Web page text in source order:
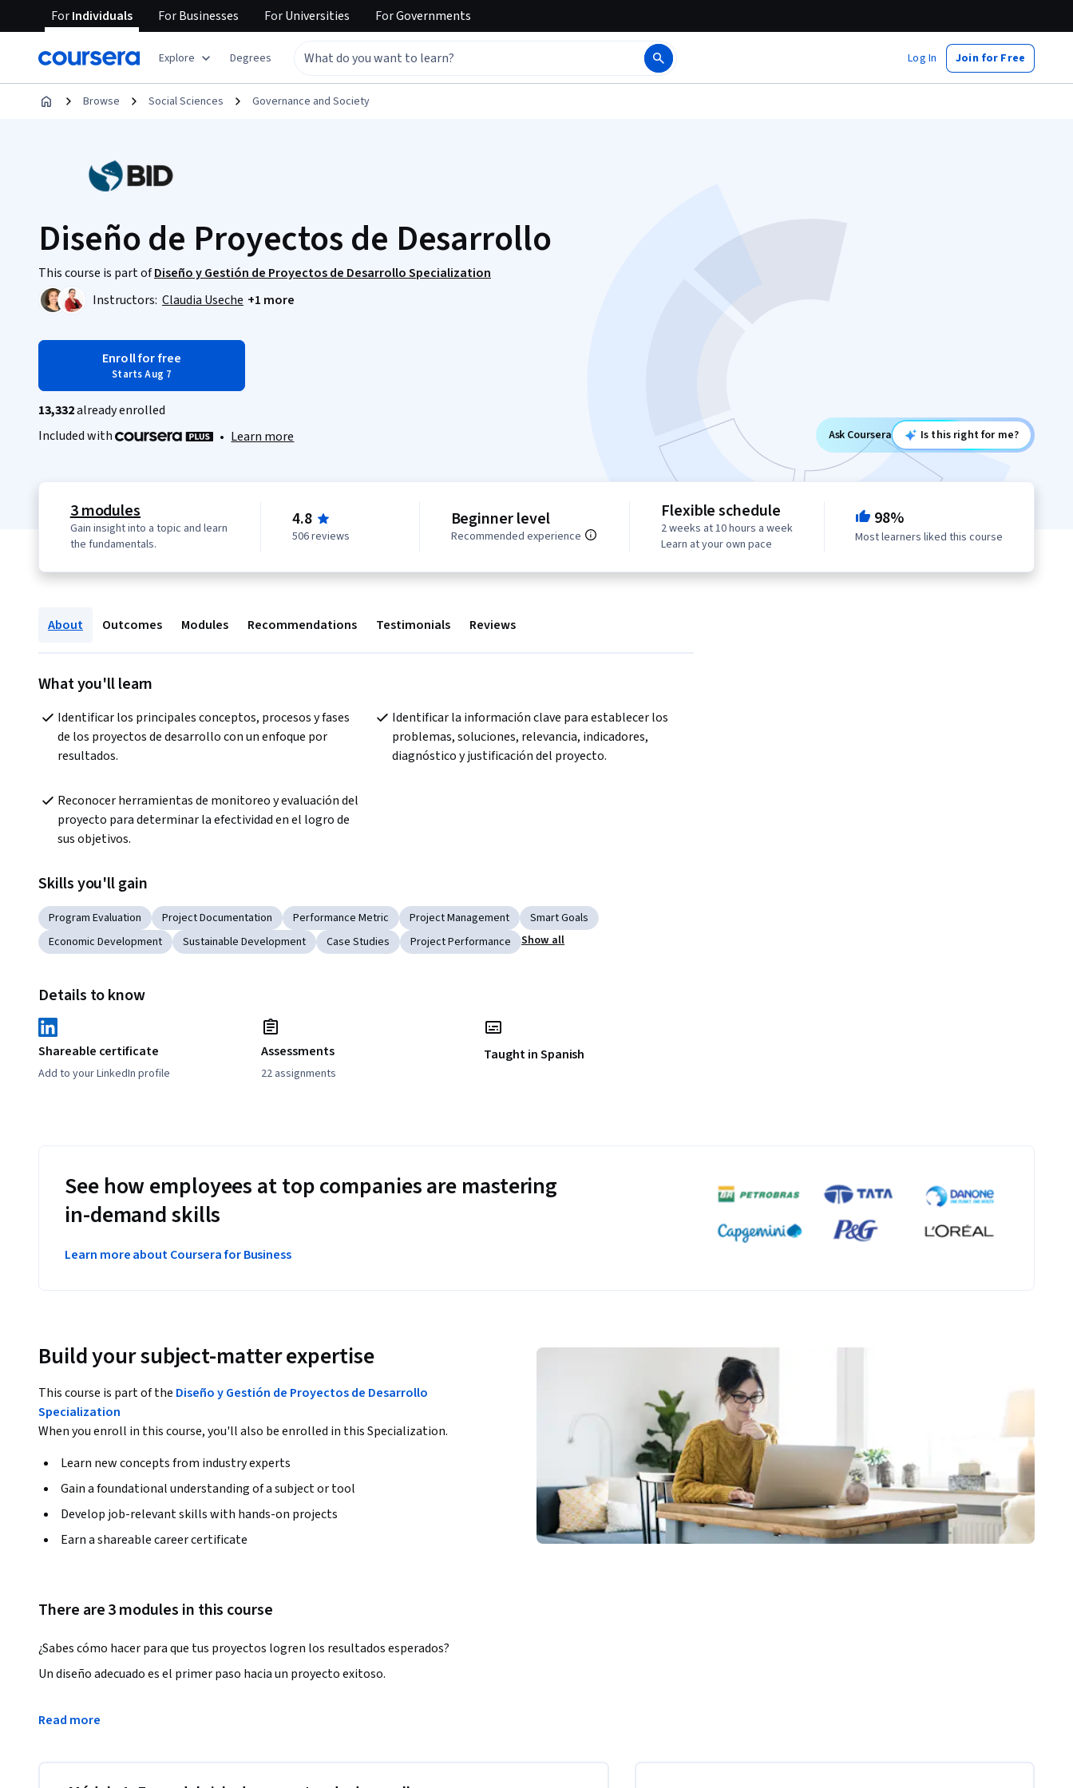
ForIndividuals ForBusinesses ForUniversities ForGovernments
Explore Degrees Log In Join for Free
Browse Social Sciences Governance and Society
Diseño de Proyectos de Desarrollo
This course is part ofDiseño y Gestión de Proyectos de Desarrollo Specialization
Instructors: Claudia Useche +1 more
Enroll for free
Starts Aug 7
13,332already enrolled
Included with
• Learn more Ask Coursera Is this right for me?
3 modules
Gain insight into a topic and learn
the fundamentals.
4.8
506 reviews
Beginner level
Recommended experience
Flexible schedule
2 weeks at 10 hours a week
Learn at your own pace
98%
Most learners liked this course
About Outcomes Modules Recommendations Testimonials Reviews
What you'll learn
Identificar los principales conceptos, procesos y fases
de los proyectos de desarrollo con un enfoque por
resultados.
Identificar la información clave para establecer los
problemas, soluciones, relevancia, indicadores,
diagnóstico y justificación del proyecto.
Reconocer herramientas de monitoreo y evaluación del
proyecto para determinar la efectividad en el logro de
sus objetivos.
Skills you'll gain
Program Evaluation Project Documentation Performance Metric Project Management
Smart Goals
Economic Development
Sustainable Development Case Studies Project Performance Show all
Details to know
Shareable certificate
Add to your LinkedIn profile
Assessments
22 assignments
Taught in Spanish
See how employees at top companies are mastering
in-demand skills
Learn more about Coursera for Business
Build your subject-matter expertise
This course is part of the Diseño y Gestión de Proyectos de Desarrollo
Specialization
When you enroll in this course, you'll also be enrolled in this Specialization.
Learn new concepts from industry experts
Gain a foundational understanding of a subject or tool
Develop job-relevant skills with hands-on projects
Earn a shareable career certificate
There are 3 modules in this course
¿Sabes cómo hacer para que tus proyectos logren los resultados esperados?
Un diseño adecuado es el primer paso hacia un proyecto exitoso.
Este curso te brindará los conocimientos y herramientas fundamentales para diseñar proyectos de
Read more